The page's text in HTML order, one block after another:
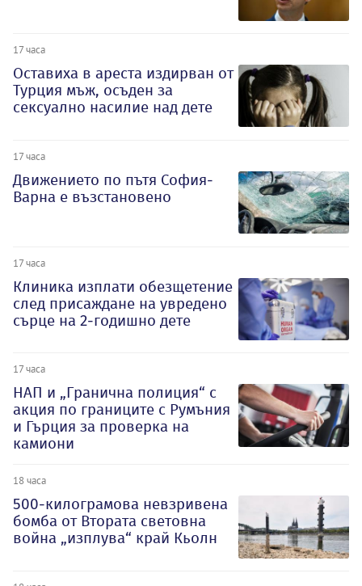
17 часа
Оставиха в ареста издирван от
Турция мъж, осъден за
сексуално насилие над дете
17 часа
Движението по пътя София-
Варна е възстановено
17 часа
Клиника изплати обезщетение
след присаждане на увредено
сърце на 2-годишно дете
17 часа
НАП и „Гранична полиция“ с
акция по границите с Румъния
и Гърция за проверка на
камиони
18 часа
500-килограмова невзривена
бомба от Втората световна
война „изплува“ край Кьолн